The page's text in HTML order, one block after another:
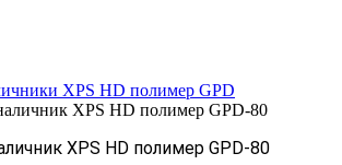
XPS HD полимер GPD
XPS HD полимер GPD-80
XPS HD полимер GPD-80